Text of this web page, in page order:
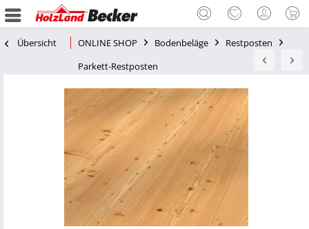
Übersicht ONLINE SHOP Bodenbeläge
Restposten
Parkett-Restposten